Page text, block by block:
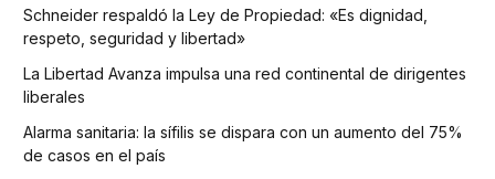
Schneider respaldó la Ley de Propiedad: «Es dignidad,
respeto, seguridad y libertad»
La Libertad Avanza impulsa una red continental de dirigentes
liberales
Alarma sanitaria: la sífilis se dispara con un aumento del 75%
de casos en el país